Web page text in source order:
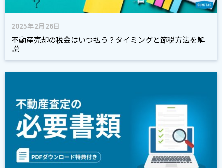
2025年2月26日
不動産売却の税金はいつ払う？タイミングと節税方法を解
説